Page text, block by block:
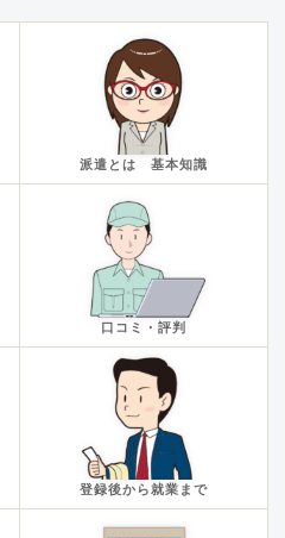
派遣とは 基本知識
口コミ・評判
登録後から就業まで